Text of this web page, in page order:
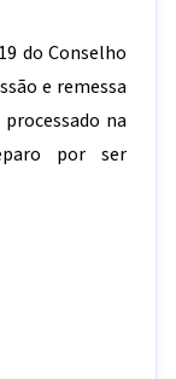
do Conselho
e remessa
na
por ser